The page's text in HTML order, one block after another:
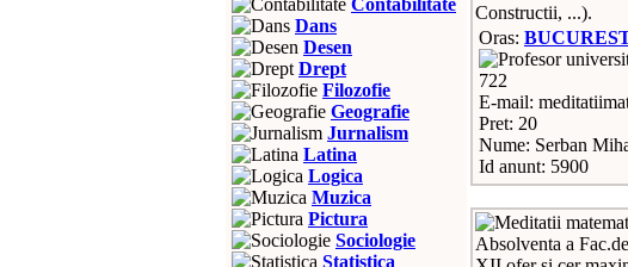
Contabilitate
Dans
Desen
Drept
Filozofie
Geografie
Jurnalism
Latina
Logica
Muzica
Pictura
Sociologie
Statistica
Constructii, ...).
Oras:
722
E-mail:
Pret: 20
Nume: Serban
Id anunt: 5900
Absolventa a